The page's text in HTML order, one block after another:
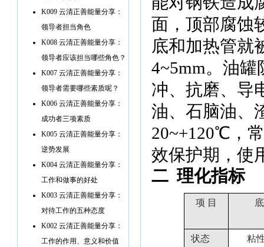
K009 云清正善能量分享：
领导者担当角色
K008 云清正善能量分享：
领导者应该担当哪些角色？
K007 云清正善能量分享：
领导者需要哪些素质呢？
K006 云清正善能量分享：
成功者三项素质
K005 云清正善能量分享：
逆势发展
K004 云清正善能量分享：
工作和做事的好处
K003 云清正善能量分享：
对待工作的五种态度
K002 云清正善能量分享：
工作的作用、意义和价值
面，顶部腐蚀
底和加热管就
4~5mm。 油罐
冲、抗磨、导
油、石脑油、
20~+120℃ ，
效保护期， 使
二 理化指标
项 目
状态 粘